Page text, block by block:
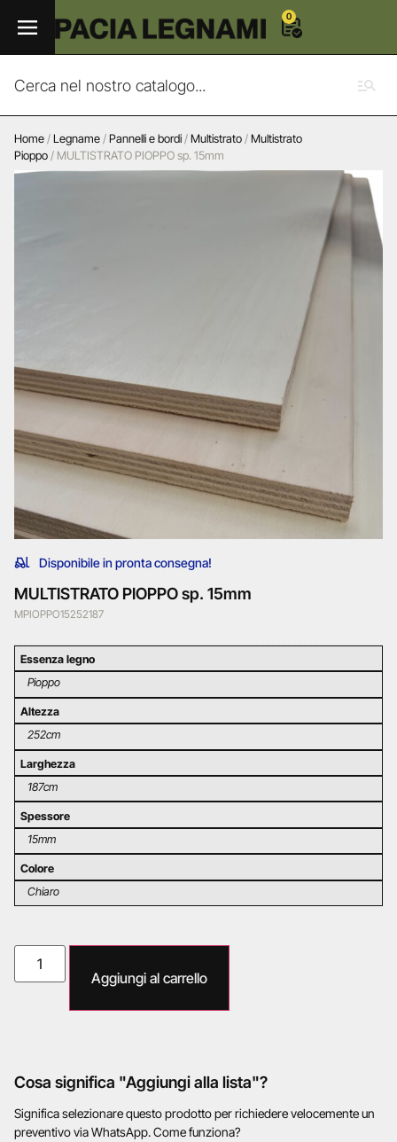
0
Home/Legname/Pannelli e bordi/Multistrato/Multistrato
Pioppo/ MULTISTRATO PIOPPO sp. 15mm
Disponibile in pronta consegna!
MULTISTRATO PIOPPO sp. 15mm
MPIOPPO15252187
Essenza legno
Pioppo
Altezza
252cm
Larghezza
187cm
Spessore
15mm
Colore
Chiaro
Aggiungi al carrello
Cosa significa "Aggiungi alla lista"?
Significa selezionare questo prodotto per richiedere velocemente un
preventivo via WhatsApp. Come funziona?